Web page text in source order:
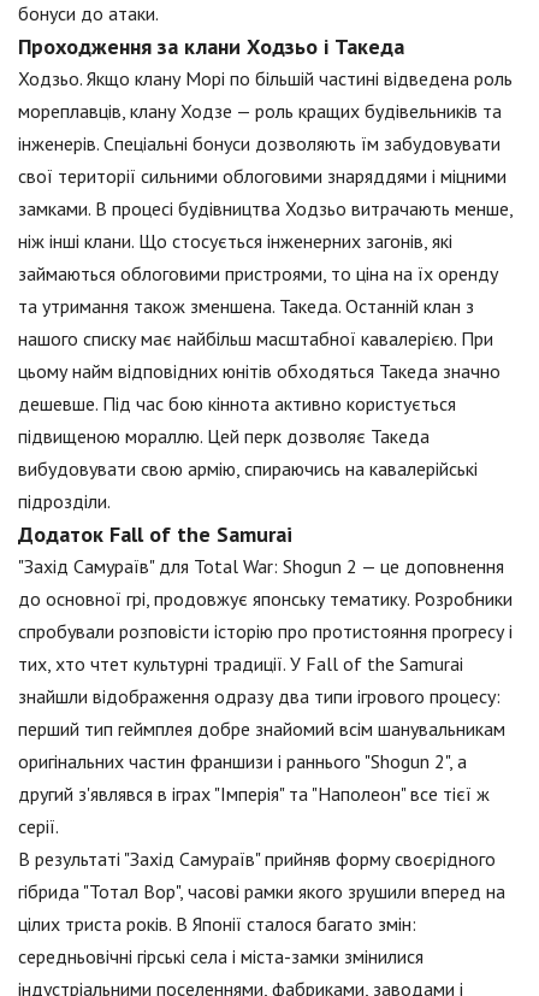
бонуси до атаки.
Проходження за клани Ходзьо і Такеда
Ходзьо. Якщо клану Морі по більшій частині відведена роль
мореплавців, клану Ходзе — роль кращих будівельників та
інженерів. Спеціальні бонуси дозволяють їм забудовувати
свої території сильними облоговими знаряддями і міцними
замками. В процесі будівництва Ходзьо витрачають менше,
ніж інші клани. Що стосується інженерних загонів, які
займаються облоговими пристроями, то ціна на їх оренду
та утримання також зменшена. Такеда. Останній клан з
нашого списку має найбільш масштабної кавалерією. При
цьому найм відповідних юнітів обходяться Такеда значно
дешевше. Під час бою кіннота активно користується
підвищеною мораллю. Цей перк дозволяє Такеда
вибудовувати свою армію, спираючись на кавалерійські
підрозділи.
Додаток Fall of the Samurai
"Захід Самураїв" для Total War: Shogun 2 — це доповнення
до основної грі, продовжує японську тематику. Розробники
спробували розповісти історію про протистояння прогресу і
тих, хто чтет культурні традиції. У Fall of the Samurai
знайшли відображення одразу два типи ігрового процесу:
перший тип геймплея добре знайомий всім шанувальникам
оригінальних частин франшизи і раннього "Shogun 2", а
другий з'являвся в іграх "Імперія" та "Наполеон" все тієї ж
серії.
В результаті "Захід Самураїв" прийняв форму своєрідного
гібрида "Тотал Вор", часові рамки якого зрушили вперед на
цілих триста років. В Японії сталося багато змін:
середньовічні гірські села і міста-замки змінилися
індустріальними поселеннями, фабриками, заводами і